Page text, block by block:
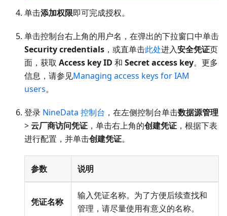
单击添加权限即可完成授权。
单击控制台右上角的用户名，在弹出的下拉窗口中单击
Security credentials ，或直单击此处进入安全凭证页
面，获取 Access key ID 和 Secret access key。更多
信息，请参见Managing access keys for IAM
users。
登录 NineData 控制台 ，在左侧控制台单击数据源管理
>云厂商访问凭证 ，单击右上角的创建凭证 ，根据下表
进行配置，并单击创建凭证。
参数 说明
凭证名称
输入凭证名称。为了方便后续查找和
管理，请尽量使用有意义的名称。